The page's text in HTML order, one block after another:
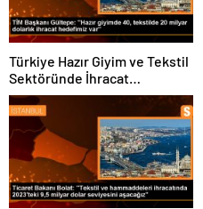
Türkiye Hazır Giyim ve Tekstil
Sektöründe İhracat
Hedeflerini Açıkladı